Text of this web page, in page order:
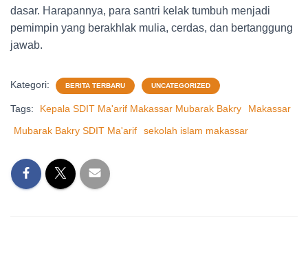
dasar. Harapannya, para santri kelak tumbuh menjadi
pemimpin yang berakhlak mulia, cerdas, dan bertanggung
jawab.
Kategori: BERITA TERBARU UNCATEGORIZED
Tags: Kepala SDIT Ma'arif Makassar Mubarak Bakry
Makassar
Mubarak Bakry SDIT Ma'arif
sekolah islam makassar